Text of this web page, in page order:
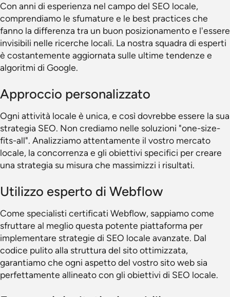
Con anni di esperienza nel campo del SEO locale,
comprendiamo le sfumature e le best practices che
fanno la differenza tra un buon posizionamento e l'essere
invisibili nelle ricerche locali. La nostra squadra di esperti
è costantemente aggiornata sulle ultime tendenze e
algoritmi di Google.
Approccio personalizzato
Ogni attività locale è unica, e così dovrebbe essere la sua
strategia SEO. Non crediamo nelle soluzioni "one-size-
fits-all". Analizziamo attentamente il vostro mercato
locale, la concorrenza e gli obiettivi specifici per creare
una strategia su misura che massimizzi i risultati.
Utilizzo esperto di Webflow
Come specialisti certificati Webflow, sappiamo come
sfruttare al meglio questa potente piattaforma per
implementare strategie di SEO locale avanzate. Dal
codice pulito alla struttura del sito ottimizzata,
garantiamo che ogni aspetto del vostro sito web sia
perfettamente allineato con gli obiettivi di SEO locale.